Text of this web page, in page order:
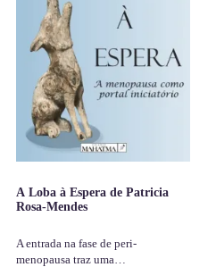
A Loba à Espera de Patricia
Rosa-Mendes
A entrada na fase de peri-
menopausa traz uma…